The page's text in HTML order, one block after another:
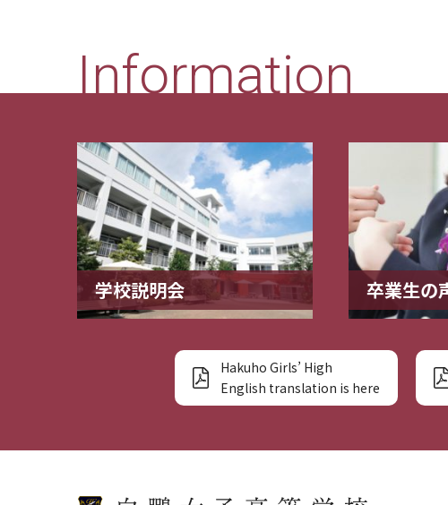
Information
学校説明会 卒業生の
Hakuho Girls’ High
English translation is here